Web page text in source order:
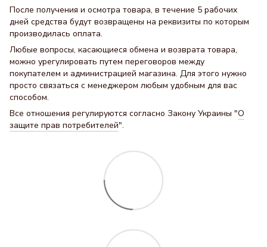
После получения и осмотра товара, в течение 5 рабочих
дней средства будут возвращены на реквизиты по которым
производилась оплата.
Любые вопросы, касающиеся обмена и возврата товара,
можно урегулировать путем переговоров между
покупателем и администрацией магазина. Для этого нужно
просто связаться с менеджером любым удобным для вас
способом.
Все отношения регулируются согласно Закону Украины "О
защите прав потребителей".